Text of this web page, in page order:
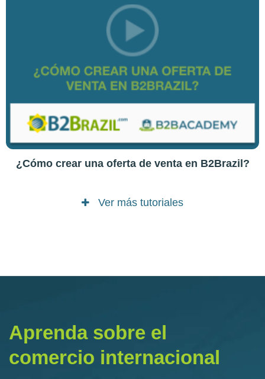
¿Cómo crear una oferta de venta en B2Brazil?
Ver más tutoriales
Aprenda sobre el
comercio internacional